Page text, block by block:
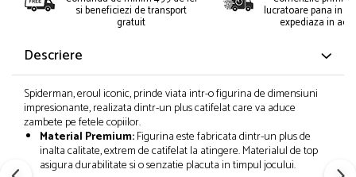
si beneficiezi de transport
gratuit
lucratoare pana in
expediaza in
Descriere
Spiderman, eroul iconic, prinde viata intr-o figurina de dimensiuni
impresionante, realizata dintr-un plus catifelat care va aduce
zambete pe fetele copiilor.
Material Premium:Figurina este fabricata dintr-un plus de
inalta calitate, extrem de catifelat la atingere. Materialul de top
asigura durabilitate si o senzatie placuta in timpul jocului.